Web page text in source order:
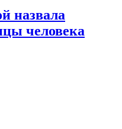
назвала
человека